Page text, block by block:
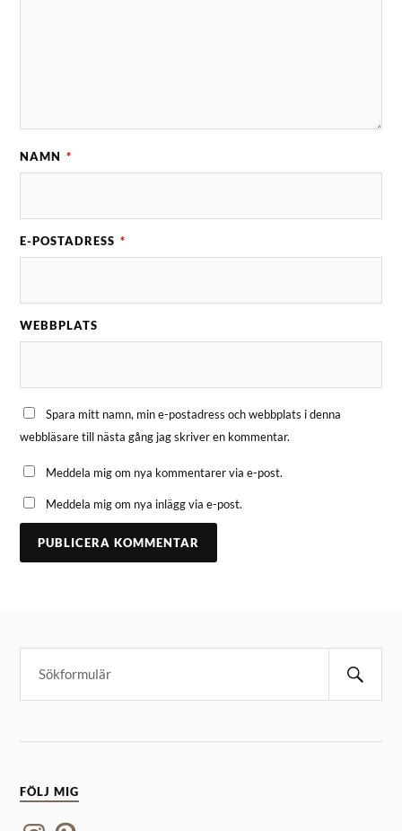
NAMN *
E-POSTADRESS *
WEBBPLATS
Spara mitt namn, min e-postadress och webbplats i denna
webbläsare till nästa gång jag skriver en kommentar.
Meddela mig om nya kommentarer via e-post.
Meddela mig om nya inlägg via e-post.
FÖLJ MIG